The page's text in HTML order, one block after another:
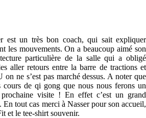
est un très bon coach, qui sait expliquer
les mouvements. On a beaucoup aimé son
particulière de la salle qui a obligé
aller retours entre la barre de tractions et
on ne s’est pas marché dessus. A noter que
cours de qi gong que nous nous ferons un
visite ! En effet c’est un grand
En tout cas merci à Nasser pour son accueil,
et le tee-shirt souvenir.